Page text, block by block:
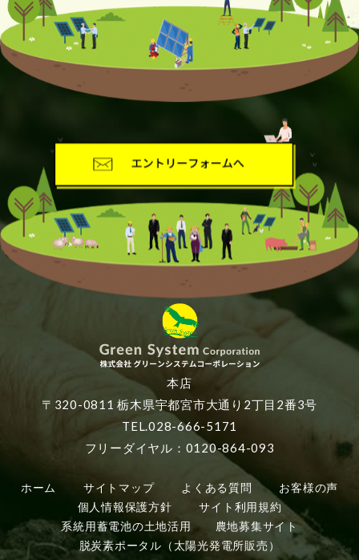
本店
〒320-0811 栃木県宇都宮市大通り2丁目2番3号
TEL.028-666-5171
フリーダイヤル：0120-864-093
ホーム サイトマップ よくある質問
お客様の声
個人情報保護方針
サイト利用規約
系統用蓄電池の土地活用
農地募集サイト
脱炭素ポータル（太陽光発電所販売）